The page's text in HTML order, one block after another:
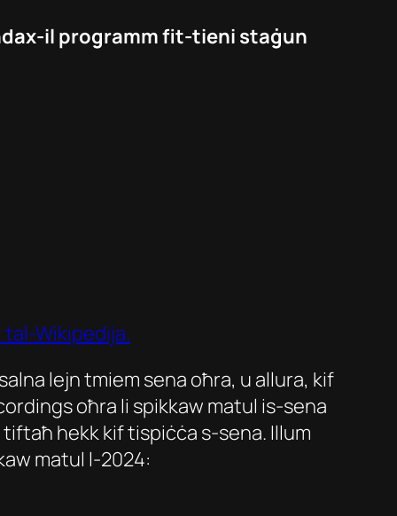
il programm fit-tieni staġun
Wikipedija.
lejn tmiem sena oħra, u allura, kif
oħra li spikkaw matul is-sena
hekk kif tispiċċa s-sena. Illum
matul l-2024: